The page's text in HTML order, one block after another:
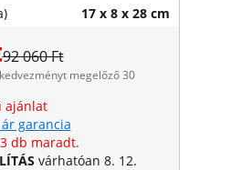
17 x 8 x 28 cm
92 060 Ft
megelőző 30
ajánlat
garancia
db maradt.
várhatóan 8. 12.